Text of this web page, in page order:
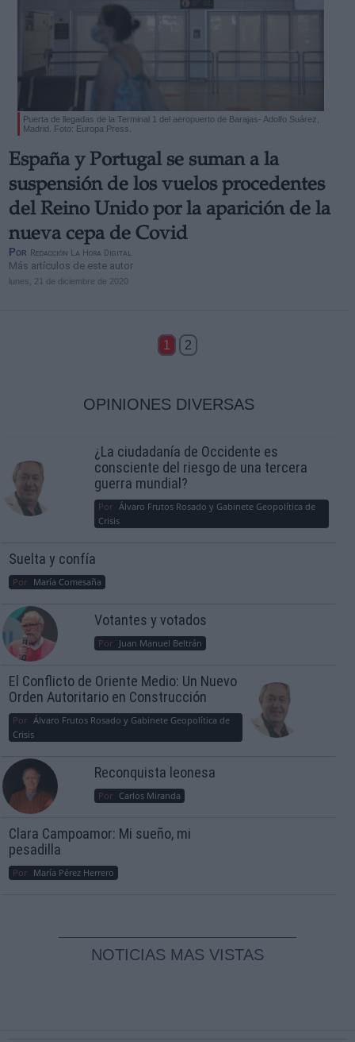
Puerta de llegadas de la Terminal 1 del aeropuerto de Barajas- Adolfo Suárez,
Madrid. Foto: Europa Press.
España y Portugal se suman a la
suspensión de los vuelos procedentes
del Reino Unido por la aparición de la
nueva cepa de Covid
Por Redacción La Hora Digital
Más artículos de este autor
lunes, 21 de diciembre de 2020
1 2
OPINIONES DIVERSAS
¿La ciudadanía de Occidente es
consciente del riesgo de una tercera
guerra mundial?
Por Álvaro Frutos Rosado y Gabinete Geopolítica de
Crisis
Suelta y confía
Por María Comesaña
Votantes y votados
Por Juan Manuel Beltrán
El Conflicto de Oriente Medio: Un Nuevo
Orden Autoritario en Construcción
Por Álvaro Frutos Rosado y Gabinete Geopolítica de
Crisis
Reconquista leonesa
Por Carlos Miranda
Clara Campoamor: Mi sueño, mi
pesadilla
Por María Pérez Herrero
NOTICIAS MAS VISTAS